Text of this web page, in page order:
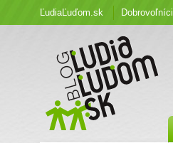
ĽudiaĽuďom.sk Dobrovoľníci